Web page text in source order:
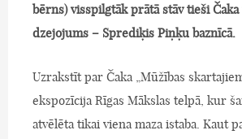
bērns) visspilgtāk prātā stāv tieši
dzejojums – Sprediķis Piņķu baznīcā.
Uzrakstīt par Čaka „Mūžības
ekspozīcija Rīgas Mākslas telpā, kur
atvēlēta tikai viena maza istaba. Kaut